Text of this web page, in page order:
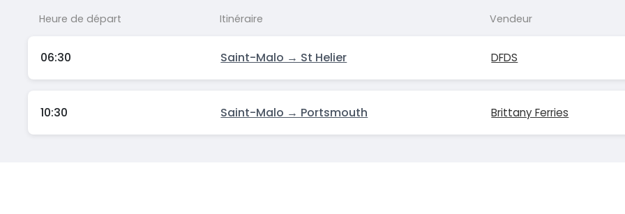
Heure de départ Itinéraire Vendeur
06:30 Saint-Malo → St Helier DFDS
10:30 Saint-Malo → Portsmouth Brittany Ferries